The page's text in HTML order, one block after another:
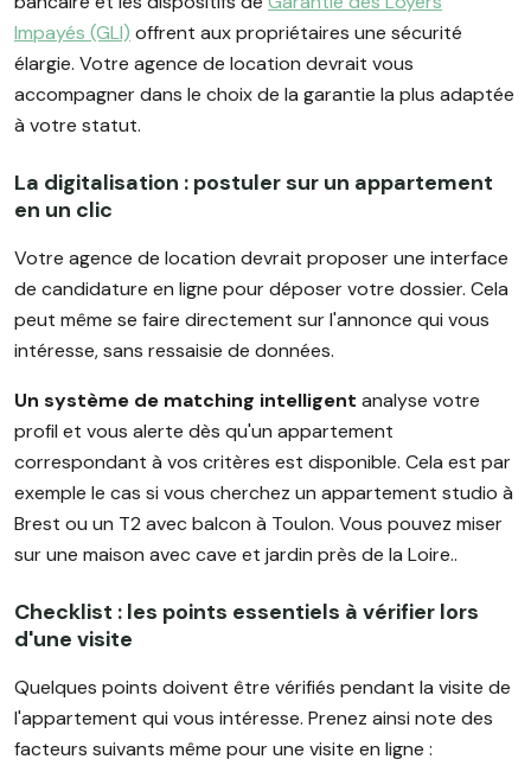
Impayés (GLI) offrent aux propriétaires une sécurité
élargie. Votre agence de location devrait vous
accompagner dans le choix de la garantie la plus adaptée
à votre statut.
La digitalisation : postuler sur un appartement
en un clic
Votre agence de location devrait proposer une interface
de candidature en ligne pour déposer votre dossier. Cela
peut même se faire directement sur l'annonce qui vous
intéresse, sans ressaisie de données.
Un système de matching intelligent analyse votre
profil et vous alerte dès qu'un appartement
correspondant à vos critères est disponible. Cela est par
exemple le cas si vous cherchez un appartement studio à
Brest ou un T2 avec balcon à Toulon. Vous pouvez miser
sur une maison avec cave et jardin près de la Loire..
Checklist : les points essentiels à vérifier lors
d'une visite
Quelques points doivent être vérifiés pendant la visite de
l'appartement qui vous intéresse. Prenez ainsi note des
facteurs suivants même pour une visite en ligne :